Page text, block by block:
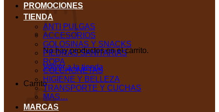
No hay productos en el carrito.
Volver a la tienda
Carrito
PROMOCIONES
TIENDA
ANTI PULGAS
ACCESORIOS
GOLOSINAS Y SNACKS
PIEDRAS SANITARIAS
ROPA
COLCHONETAS
HIGIENE Y BELLEZA
TRANSPORTE Y CUCHAS
MAS…
MARCAS